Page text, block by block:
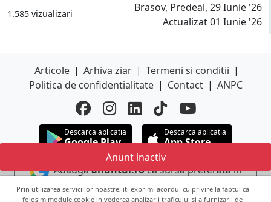
1.585 vizualizari
Brasov, Predeal, 29 Iunie '26
Actualizat 01 Iunie '26
Anunt inactiv
Prin utilizarea serviciilor noastre, iti exprimi acordul cu privire la faptul ca
folosim module cookie in vederea analizarii traficului si a furnizarii de
Articole | Arhiva ziar | Termeni si conditii |
Politica de confidentialitate | Contact | ANPC
Descarca aplicatia
Google Play
Descarca aplicatia
App Store
Adaugaanuntul.roca sursa preferata in
Google